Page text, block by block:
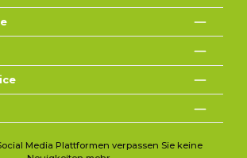
Media Plattformen verpassen Sie keine